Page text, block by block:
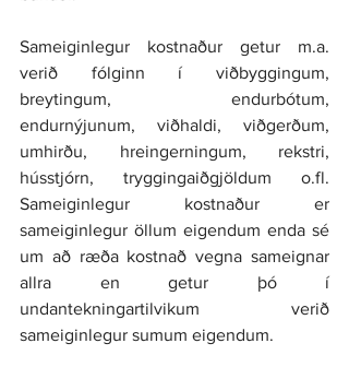
Sameiginlegur kostnaður getur m.a.
verið fólginn í viðbyggingum,
breytingum, endurbótum,
endurnýjunum, viðhaldi, viðgerðum,
umhirðu, hreingerningum, rekstri,
hússtjórn, tryggingaiðgjöldum o.fl.
Sameiginlegur kostnaður er
sameiginlegur öllum eigendum enda sé
um að ræða kostnað vegna sameignar
allra en getur þó í
undantekningartilvikum verið
sameiginlegur sumum eigendum.